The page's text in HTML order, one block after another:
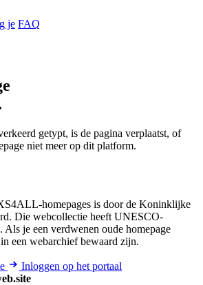
je FAQ
getypt, is de pagina verplaatst, of
niet meer op dit platform.
homepages is door de Koninklijke
Die webcollectie heeft UNESCO-
Als je een verdwenen oude homepage
een webarchief bewaard zijn.
Inloggen op het portaal